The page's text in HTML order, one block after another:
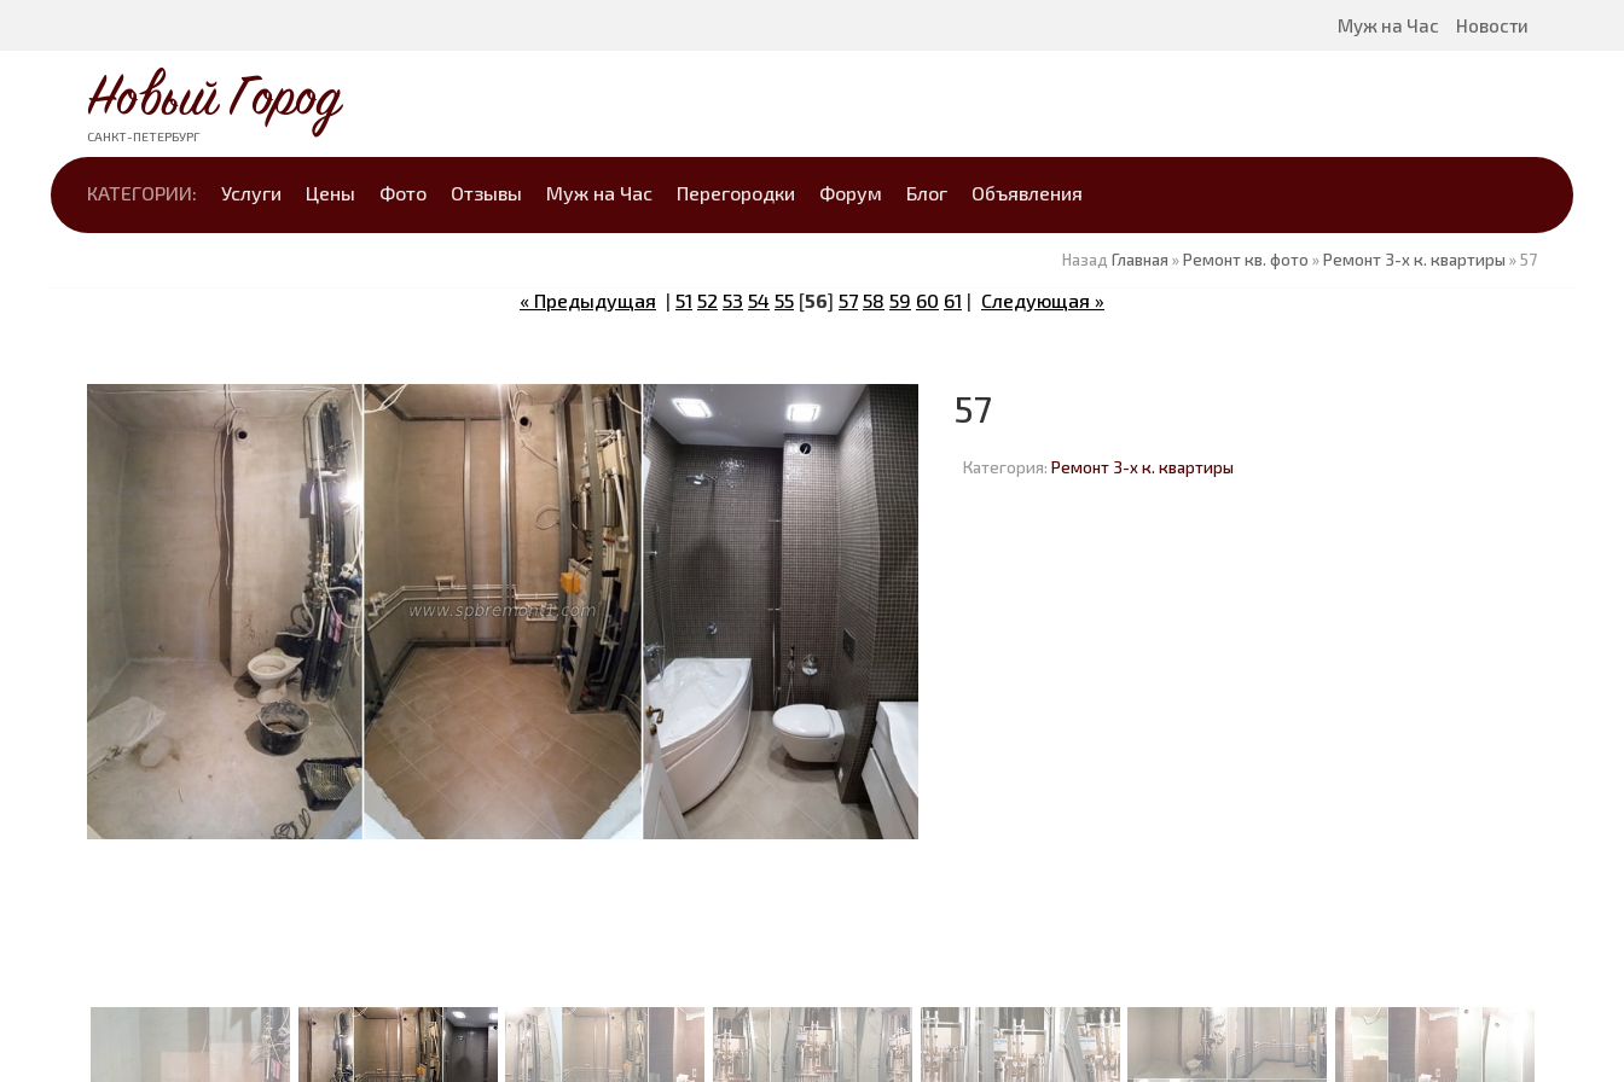
Муж на Час Новости
Новый Город
САНКТ-ПЕТЕРБУРГ
КАТЕГОРИИ: Услуги Цены Фото Отзывы Муж на Час Перегородки Форум Блог Объявления
Назад Главная »Ремонт кв. фото »Ремонт 3-х к. квартиры » 57
« Предыдущая | 51 52 53 54 55 [56] 57 58 59 60 61 | Следующая »
57
Категория: Ремонт 3-х к. квартиры